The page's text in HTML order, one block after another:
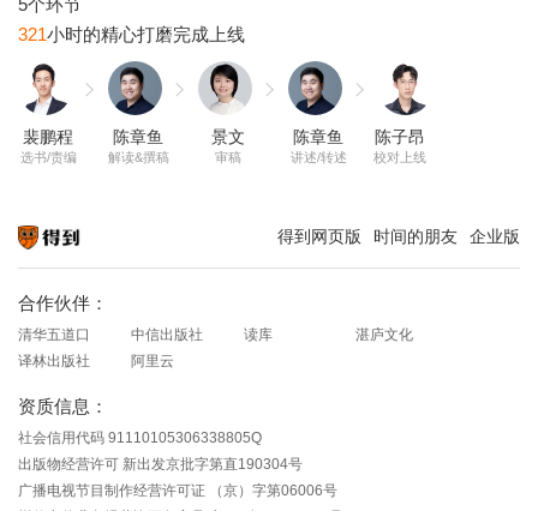
321
裴鹏程
选书/责编
陈章鱼
解读&撰稿
景文
审稿
陈章鱼
讲述/转述
陈子昂
校对上线
得到网页版 时间的朋友 企业版
合作伙伴：
清华五道口 中信出版社 读库
湛庐文化
译林出版社
阿里云
资质信息：
社会信用代码 91110105306338805Q
出版物经营许可 新出发京批字第直190304号
广播电视节目制作经营许可证 （京）字第06006号